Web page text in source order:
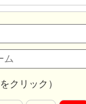
クリック）